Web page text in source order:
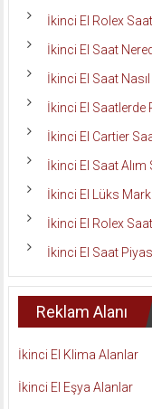
İkinci El Rolex
İkinci El Saat
İkinci El Saat Nasıl
İkinci El Saatlerde
İkinci El Cartier
İkinci El Saat Alım
İkinci El Lüks
İkinci El Rolex
İkinci El Saat
Reklam Alanı
İkinci El Klima Alanlar
İkinci El Eşya Alanlar